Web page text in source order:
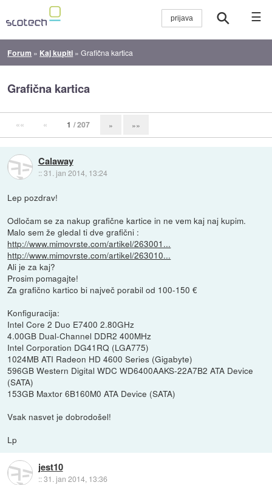
☰
Forum » Kaj kupiti »Grafična kartica
Grafična kartica
«« « 1 / 207 » »»
Calaway
::31. jan 2014, 13:24
Lep pozdrav!
Odločam se za nakup grafične kartice in ne vem kaj naj kupim.
Malo sem že gledal ti dve grafični :
http://www.mimovrste.com/artikel/263001...
http://www.mimovrste.com/artikel/263010...
Ali je za kaj?
Prosim pomagajte!
Za grafično kartico bi največ porabil od 100-150 €
Konfiguracija:
Intel Core 2 Duo E7400 2.80GHz
4.00GB Dual-Channel DDR2 400MHz
Intel Corporation DG41RQ (LGA775)
1024MB ATI Radeon HD 4600 Series (Gigabyte)
596GB Western Digital WDC WD6400AAKS-22A7B2 ATA Device
(SATA)
153GB Maxtor 6B160M0 ATA Device (SATA)
Vsak nasvet je dobrodošel!
Lp
jest10
::31. jan 2014, 13:36